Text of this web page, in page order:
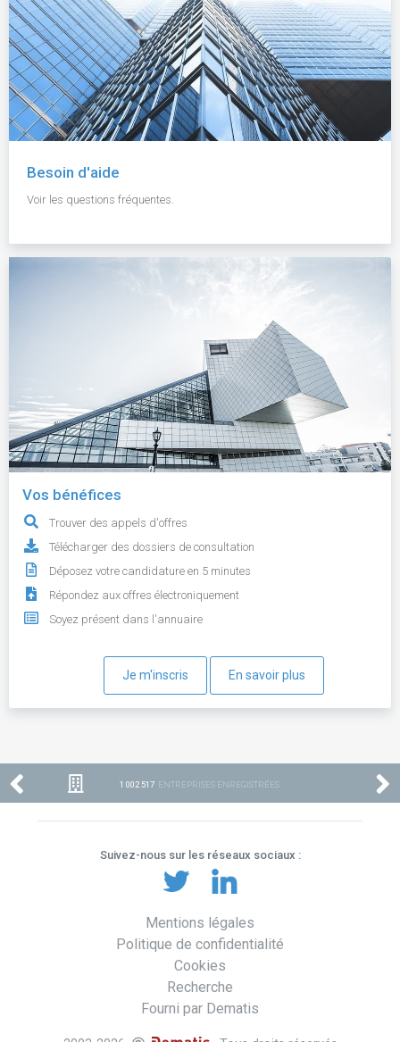
Besoin d'aide
Voir les questions fréquentes.
Vos bénéfices
Trouver des appels d'offres
Télécharger des dossiers de consultation
Déposez votre candidature en 5 minutes
Répondez aux offres électroniquement
Soyez présent dans l'annuaire
Je m'inscris En savoir plus
1 002 517 ENTREPRISES ENREGISTRÉES
Suivez-nous sur les réseaux sociaux :
Mentions légales
Politique de confidentialité
Cookies
Recherche
Fourni par Dematis